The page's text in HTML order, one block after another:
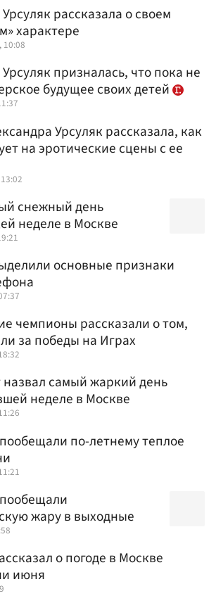
рассказала о своем
характере
10:08
призналась, что пока не
будущее своих детей
Урсуляк рассказала, как
на эротические сцены с ее
снежный день
неделе в Москве
основные признаки
чемпионы рассказали о том,
за победы на Играх
назвал самый жаркий день
неделе в Москве
по-летнему теплое
жару в выходные
о погоде в Москве
июня